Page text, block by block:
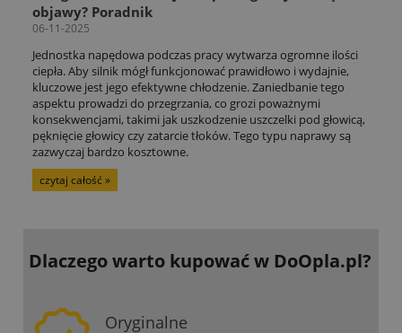
objawy? Poradnik
06-11-2025
Jednostka napędowa podczas pracy wytwarza ogromne ilości
ciepła. Aby silnik mógł funkcjonować prawidłowo i wydajnie,
kluczowe jest jego efektywne chłodzenie. Zaniedbanie tego
aspektu prowadzi do przegrzania, co grozi poważnymi
konsekwencjami, takimi jak uszkodzenie uszczelki pod głowicą,
pęknięcie głowicy czy zatarcie tłoków. Tego typu naprawy są
zazwyczaj bardzo kosztowne.
czytaj całość »
Dlaczego warto kupowaćw DoOpla.pl?
Oryginalne